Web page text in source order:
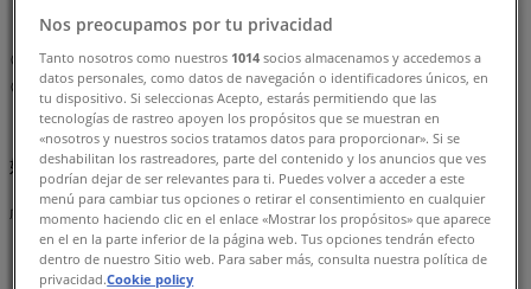
号
マップ
092-751-8777
マップ
092-751-8777
まもなく セブンイレブン>のカタログ・クーポンの掲載を開
始！
広告
Nos preocupamos por tu privacidad
Tanto nosotros como nuestros 1014 socios almacenamos y accedemos a
datos personales, como datos de navegación o identificadores únicos, en
tu dispositivo. Si seleccionas Acepto, estarás permitiendo que las
tecnologías de rastreo apoyen los propósitos que se muestran en
«nosotros y nuestros socios tratamos datos para proporcionar». Si se
deshabilitan los rastreadores, parte del contenido y los anuncios que ves
podrían dejar de ser relevantes para ti. Puedes volver a acceder a este
menú para cambiar tus opciones o retirar el consentimiento en cualquier
momento haciendo clic en el enlace «Mostrar los propósitos» que aparece
en el en la parte inferior de la página web. Tus opciones tendrán efecto
dentro de nuestro Sitio web. Para saber más, consulta nuestra política de
privacidad.Cookie policy